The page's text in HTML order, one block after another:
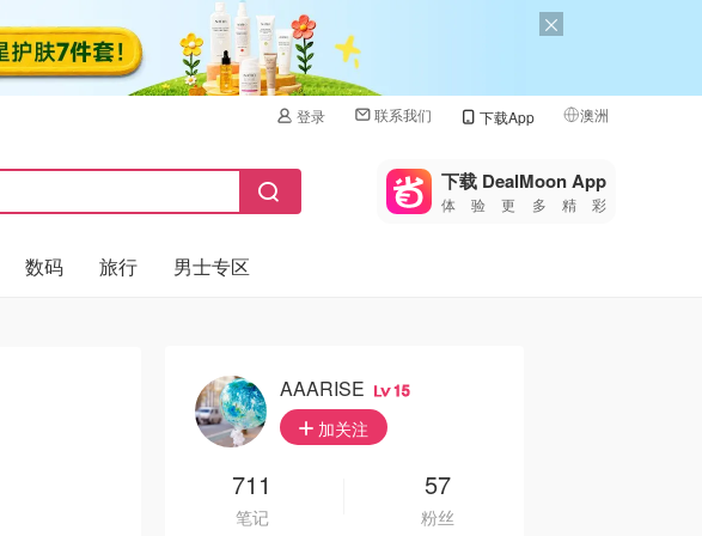
登录 联系我们 下载App 澳洲
🇺🇸
🇨🇳 中国
下载 DealMoon App
体验更多精彩
数码 旅行 男士专区
AAARISE 15
加关注
711
笔记
57
粉丝